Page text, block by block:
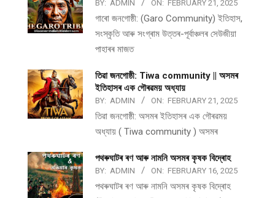
BY: ADMIN ON: FEBRUARY 21, 2025
গাৰো জনগোষ্ঠী: (Garo Community) ইতিহাস,
সংস্কৃতি আৰু সংগ্ৰাম উত্তৰ-পূৰ্বাঞ্চলৰ সেউজীয়া
পাহাৰৰ মাজত
তিৱা জনগোষ্ঠী: Tiwa community || অসমৰ
ইতিহাসৰ এক গৌৰৱময় অধ্যায়
BY: ADMIN ON: FEBRUARY 21, 2025
তিৱা জনগোষ্ঠী: অসমৰ ইতিহাসৰ এক গৌৰৱময়
অধ্যায় ( Tiwa community ) অসমৰ
পথ​ৰুঘাট​ৰ ৰণ আৰু নামনি অসম​ৰ কৃষক বিদ্ৰোহ​
BY: ADMIN ON: FEBRUARY 16, 2025
পথ​ৰুঘাট​ৰ ৰণ আৰু নামনি অসম​ৰ কৃষক বিদ্ৰোহ​